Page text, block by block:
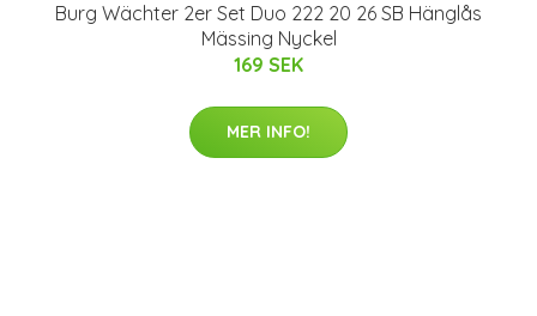
Burg Wächter 2er Set Duo 222 20 26 SB Hänglås
Mässing Nyckel
169 SEK
MER INFO!